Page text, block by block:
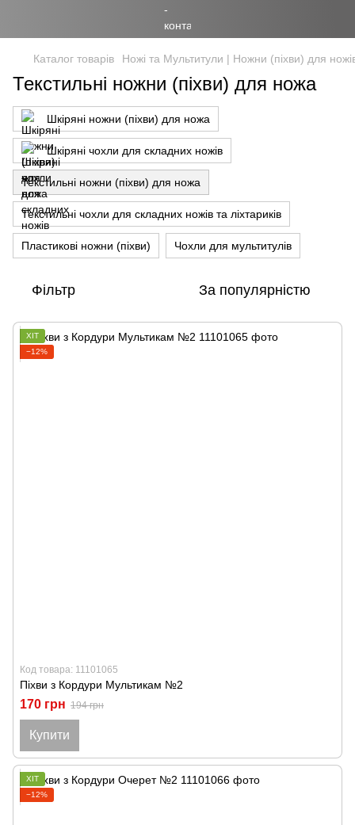
Каталог товарів Ножі та Мультитули | Ножни (піхви) для
Текстильні ножни (піхви) для ножа
Шкіряні ножни (піхви) для ножа
Шкіряні чохли для складних ножів
Текстильні ножни (піхви) для ножа
Текстильні чохли для складних ножів та ліхтариків
Пластикові ножни (піхви) Чохли для мультитулів
Фільтр За популярністю
ХІТ
−12%
Код товара: 11101065
Піхви з Кордури Мультикам №2
170 грн 194 грн
Купити
ХІТ
−12%